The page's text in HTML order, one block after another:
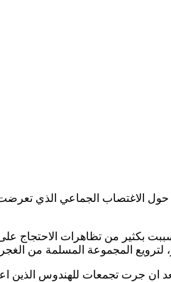
الاغتصاب الجماعي الذي
بكثير من تظاهرات
لترويع المجموعة المسلمة من
بعد ان جرت تجمعات للهندوس الذين